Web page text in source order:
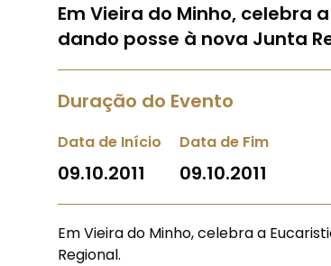
Em Vieira do Minho, celebra
dando posse à nova Junta
Duração do Evento
Data de Início
09.10.2011
Data de Fim
09.10.2011
Em Vieira do Minho, celebra a
Regional.